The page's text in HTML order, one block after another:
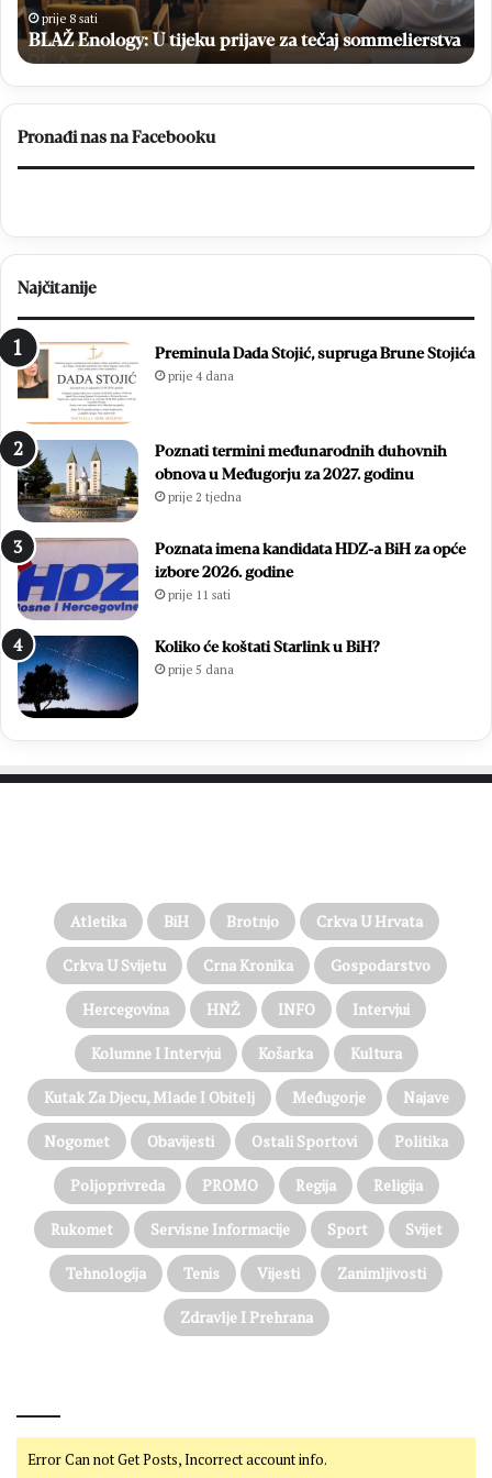
prije 8 sati
BLAŽ Enology: U tijeku prijave za tečaj sommelierstva
Pronađi nas na Facebooku
Najčitanije
Preminula Dada Stojić, supruga Brune Stojića
prije 4 dana
Poznati termini međunarodnih duhovnih
obnova u Međugorju za 2027. godinu
prije 2 tjedna
Poznata imena kandidata HDZ-a BiH za opće
izbore 2026. godine
prije 11 sati
Koliko će koštati Starlink u BiH?
prije 5 dana
Atletika BiH Brotnjo Crkva U Hrvata
Crkva U Svijetu Crna Kronika Gospodarstvo
Hercegovina HNŽ INFO Intervjui
Kolumne I Intervjui Košarka Kultura
Kutak Za Djecu, Mlade I Obitelj Međugorje Najave
Nogomet Obavijesti Ostali Sportovi Politika
Poljoprivreda PROMO Regija Religija
Rukomet Servisne Informacije Sport Svijet
Tehnologija Tenis Vijesti Zanimljivosti
Zdravlje I Prehrana
Error Can not Get Posts, Incorrect account info.